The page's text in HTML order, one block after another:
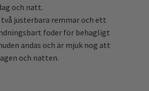
och natt.
justerbara remmar och ett
foder för behagligt
andas och är mjuk nog att
och natten.